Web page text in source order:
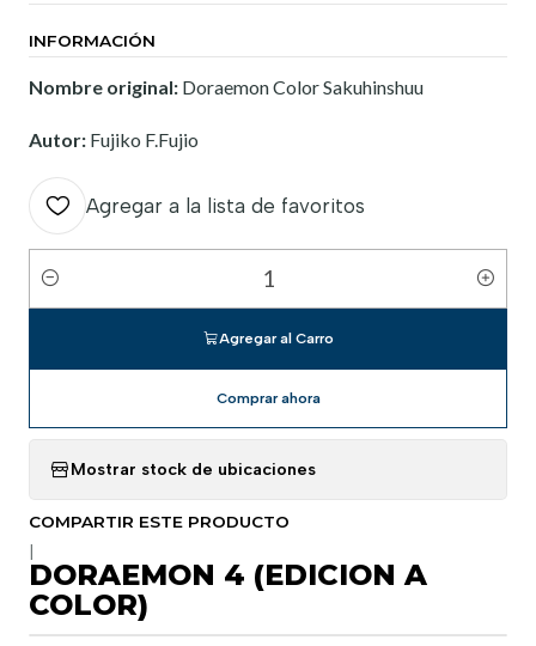
INFORMACIÓN
Nombre original: Doraemon Color Sakuhinshuu
Autor: Fujiko F.Fujio
Agregar a la lista de favoritos
Cantidad
Agregar al Carro
Comprar ahora
Mostrar stock de ubicaciones
COMPARTIR ESTE PRODUCTO
|
DORAEMON 4 (EDICION A
COLOR)